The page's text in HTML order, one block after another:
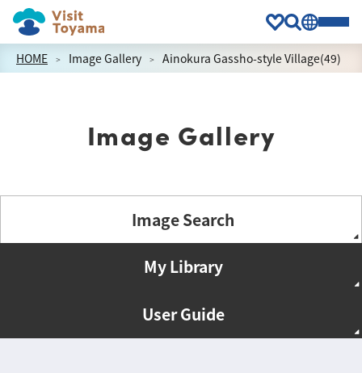
HOME Image Gallery Ainokura Gassho-style Village(49)
Image Gallery
Image Search
My Library
User Guide